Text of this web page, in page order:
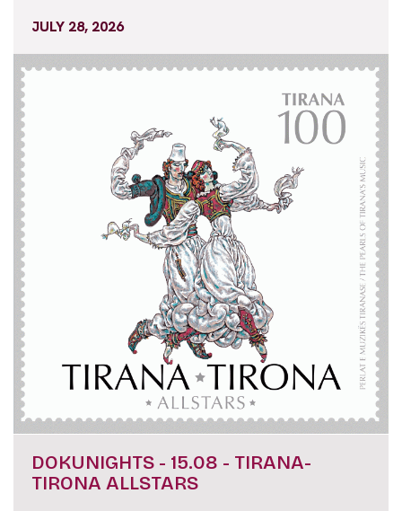
JULY 28, 2026
DOKUNIGHTS - 15.08 - TIRANA-
TIRONA ALLSTARS